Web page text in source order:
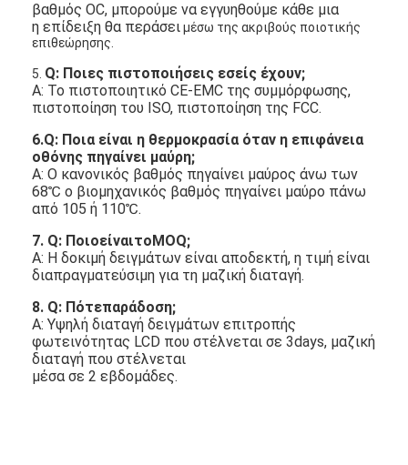
βαθμός OC, μπορούμε να εγγυηθούμε κάθε μια
η επίδειξη θα περάσειμέσω της ακριβούς ποιοτικής
επιθεώρησης.
5. Q: Ποιες πιστοποιήσεις εσείς έχουν;
Α: Το πιστοποιητικό CE-EMC της συμμόρφωσης,
πιστοποίηση του ISO, πιστοποίηση της FCC.
6.Q: Ποια είναι η θερμοκρασία όταν η επιφάνεια
οθόνης πηγαίνει μαύρη;
Α: Ο κανονικός βαθμός πηγαίνει μαύρος άνω των
68℃ ο βιομηχανικός βαθμός πηγαίνει μαύρο πάνω
από 105 ή 110℃.
7. Q: ΠοιοείναιτοMOQ;
Α: Η δοκιμή δειγμάτων είναι αποδεκτή, η τιμή είναι
διαπραγματεύσιμη για τη μαζική διαταγή.
8. Q: Πότεπαράδοση;
Α: Υψηλή διαταγή δειγμάτων επιτροπής
φωτεινότητας LCD που στέλνεται σε 3days, μαζική
διαταγή που στέλνεται
μέσα σε 2 εβδομάδες.